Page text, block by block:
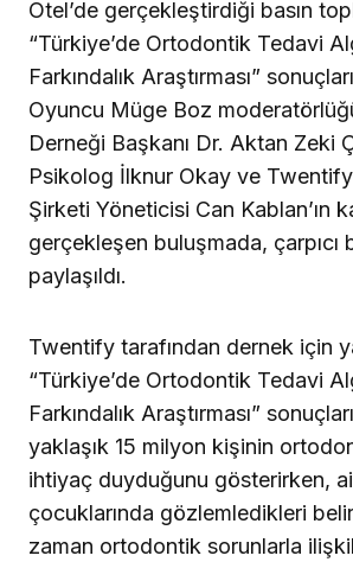
Otel’de gerçekleştirdiği basın
“Türkiye’de Ortodontik Tedavi
Farkındalık Araştırması”
Oyuncu Müge Boz
Derneği Başkanı Dr. Aktan Zeki
Psikolog İlknur Okay ve Twentify
Şirketi Yöneticisi Can Kablan’ın
gerçekleşen buluşmada, çarpıcı
paylaşıldı.
Twentify tarafından dernek için
“Türkiye’de Ortodontik Tedavi
Farkındalık Araştırması”
yaklaşık 15 milyon kişinin
ihtiyaç duyduğunu gösterirken,
çocuklarında gözlemledikleri
zaman ortodontik sorunlarla